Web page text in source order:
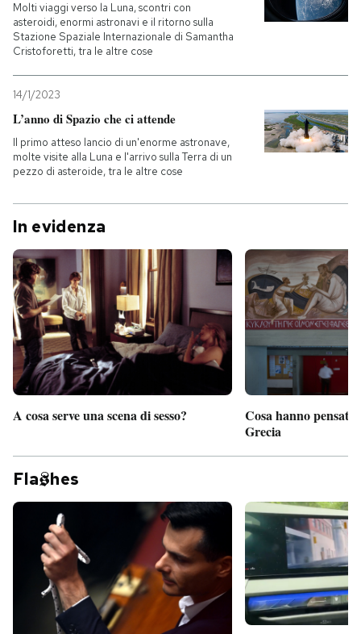
Molti viaggi verso la Luna, scontri con
asteroidi, enormi astronavi e il ritorno sulla
Stazione Spaziale Internazionale di Samantha
Cristoforetti, tra le altre cose
14/1/2023
L’anno di Spazio che ci attende
Il primo atteso lancio di un'enorme astronave,
molte visite alla Luna e l'arrivo sulla Terra di un
pezzo di asteroide, tra le altre cose
In evidenza
A cosa serve una scena di sesso?
Cosa hanno pensato
Grecia
Fla hes